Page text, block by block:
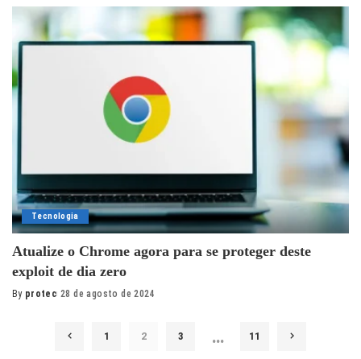
Tecnologia
Atualize o Chrome agora para se proteger deste
exploit de dia zero
Posted
By protec 28 de agosto de 2024
1 2 3 … 11